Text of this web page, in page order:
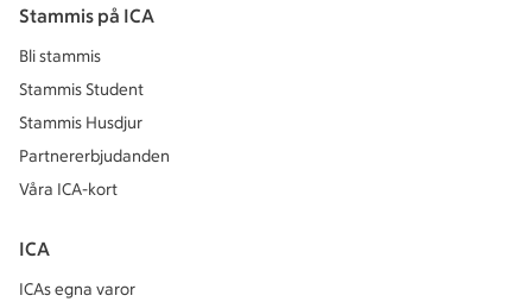
Stammis på ICA
Bli stammis
Stammis Student
Stammis Husdjur
Partnererbjudanden
Våra ICA-kort
ICA
ICAs egna varor